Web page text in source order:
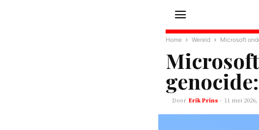
Home Wereld Microsoft
Erik Prins - 11 mei 2026,